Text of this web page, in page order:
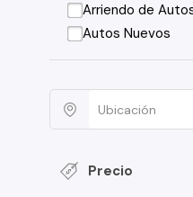
Arriendo de
Autos Nuevos
Precio